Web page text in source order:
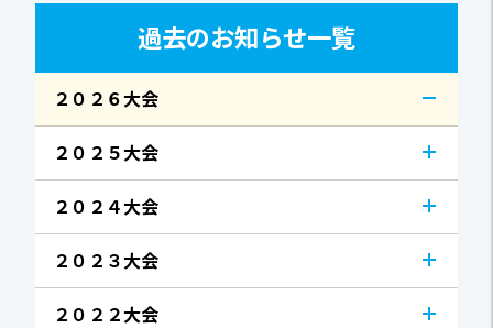
過去のお知らせ一覧
２０２６大会
２０２５大会
２０２４大会
２０２３大会
２０２２大会